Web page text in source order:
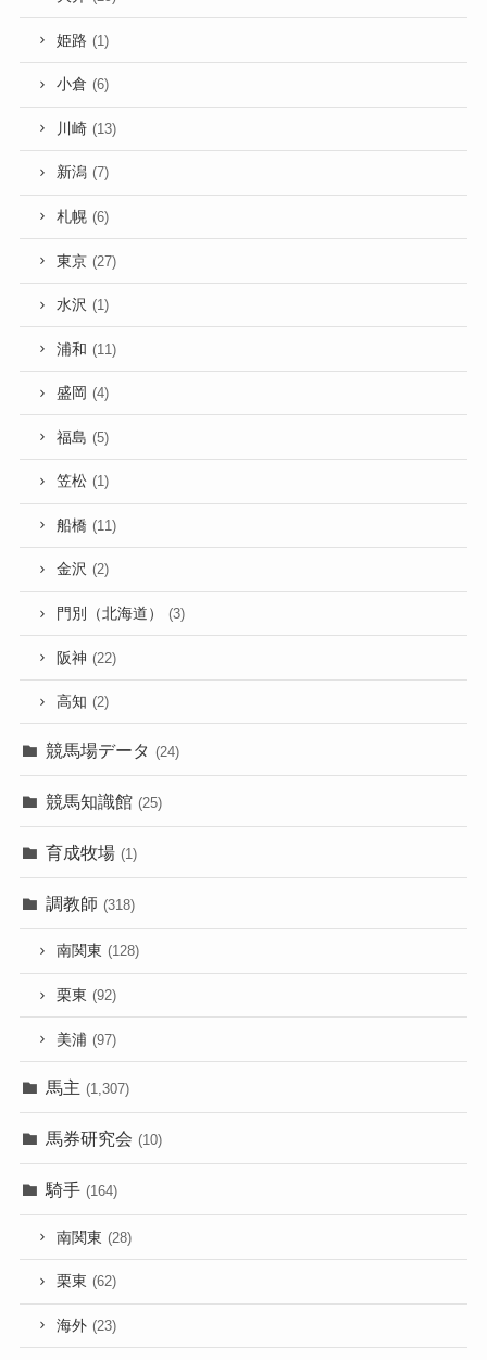
姫路 (1)
小倉 (6)
川崎 (13)
新潟 (7)
札幌 (6)
東京 (27)
水沢 (1)
浦和 (11)
盛岡 (4)
福島 (5)
笠松 (1)
船橋 (11)
金沢 (2)
門別（北海道） (3)
阪神 (22)
高知 (2)
競馬場データ (24)
競馬知識館 (25)
育成牧場 (1)
調教師 (318)
南関東 (128)
栗東 (92)
美浦 (97)
馬主 (1,307)
馬券研究会 (10)
騎手 (164)
南関東 (28)
栗東 (62)
海外 (23)